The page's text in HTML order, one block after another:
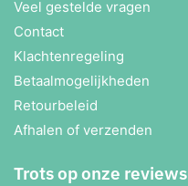
Veel gestelde vragen
Contact
Klachtenregeling
Betaalmogelijkheden
Retourbeleid
Afhalen of verzenden
Trots op onze reviews